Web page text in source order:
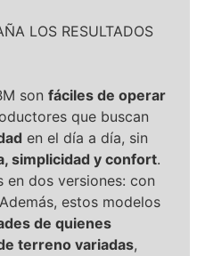
LOS RESULTADOS
son fáciles de operar
que buscan
en el día a día, sin
simplicidad y confort.
en dos versiones: con
estos modelos
de quienes
terreno variadas,